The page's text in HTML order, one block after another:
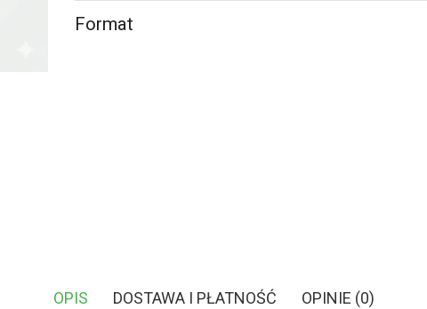
Format
OPIS DOSTAWA I PŁATNOŚĆ OPINIE (0)